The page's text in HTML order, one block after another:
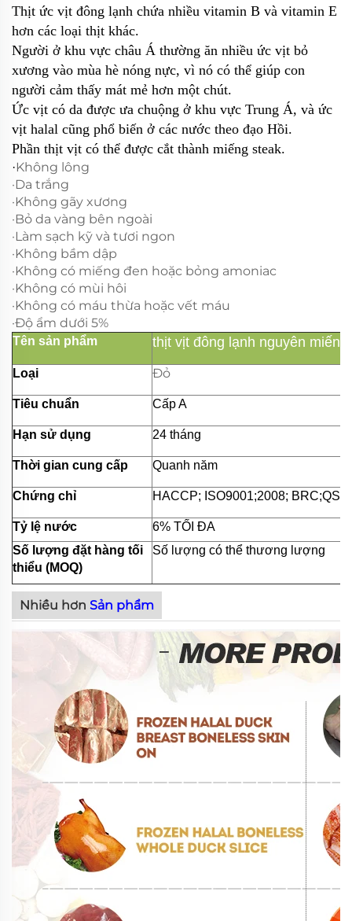
Thịt ức vịt đông lạnh chứa nhiều vitamin B và vitamin E
hơn các loại thịt khác.
Người ở khu vực châu Á thường ăn nhiều ức vịt bỏ
xương vào mùa hè nóng nực, vì nó có thể giúp con
người cảm thấy mát mẻ hơn một chút.
Ức vịt có da được ưa chuộng ở khu vực Trung Á, và ức
vịt halal cũng phổ biến ở các nước theo đạo Hồi.
Phần thịt vịt có thể được cắt thành miếng steak.
·Không lông
·Da trắng
·Không gãy xương
·Bỏ da vàng bên ngoài
·Làm sạch kỹ và tươi ngon
·Không bầm dập
·Không có miếng đen hoặc bỏng amoniac
·Không có mùi hôi
·Không có máu thừa hoặc vết máu
·Độ ẩm dưới 5%
Tên sản phẩm thịt vịt đông lạnh nguyên
Loại Đỏ
Tiêu chuẩn Cấp A
Hạn sử dụng 24 tháng
Thời gian cung cấp Quanh năm
Chứng chỉ HACCP; ISO9001;2008;
Tỷ lệ nước
6% TỐI ĐA
Số lượng đặt hàng tối
thiểu (MOQ)
Số lượng có thể thương lượng
Nhiều hơn Sản phẩm